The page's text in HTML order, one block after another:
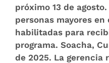
próximo 13 de
personas mayores
habilitadas para
programa. Soacha,
de 2025. La gerencia